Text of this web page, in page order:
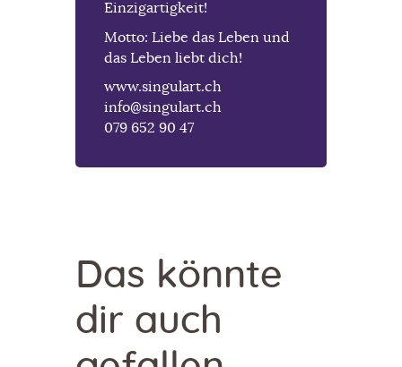
Einzigartigkeit!
Motto: Liebe das Leben und
das Leben liebt dich!
www.singulart.ch
info@singulart.ch
079 652 90 47
Das könnte
dir auch